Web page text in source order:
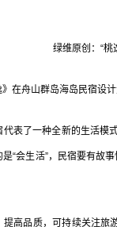
绿维原创：“桃
在舟山群岛海岛民宿设计
了一种全新的生活模
“会生活”，民宿要有故
高品质，可持续关注旅